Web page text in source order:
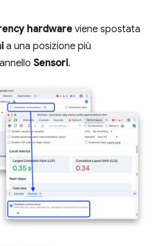
hardwareviene spostata
a una posizione più
Sensori.